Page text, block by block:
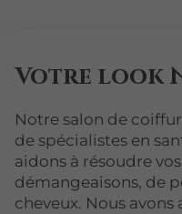
Votre look
Notre salon de
de spécialistes en
aidons à résoudre
démangeaisons, de
cheveux. Nous avons